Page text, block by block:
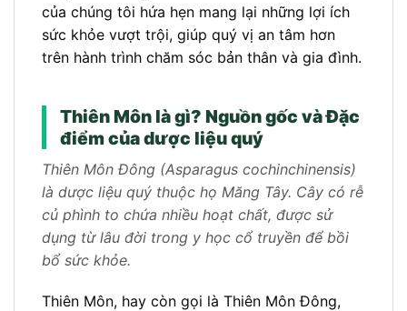
của chúng tôi hứa hẹn mang lại những lợi ích
sức khỏe vượt trội, giúp quý vị an tâm hơn
trên hành trình chăm sóc bản thân và gia đình.
Thiên Môn là gì? Nguồn gốc và Đặc
điểm của dược liệu quý
Thiên Môn Đông (Asparagus cochinchinensis)
là dược liệu quý thuộc họ Măng Tây. Cây có rễ
củ phình to chứa nhiều hoạt chất, được sử
dụng từ lâu đời trong y học cổ truyền để bồi
bổ sức khỏe.
Thiên Môn, hay còn gọi là Thiên Môn Đông,